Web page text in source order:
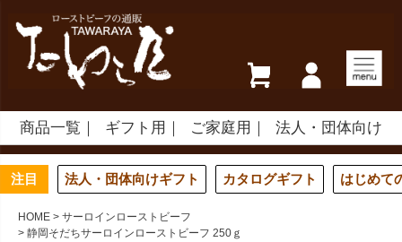
商品一覧 ギフト用 ご家庭用 法人・団体向け
注目 法人・団体向けギフト カタログギフト はじめて
HOME
サーロインローストビーフ
静岡そだちサーロインローストビーフ 250ｇ